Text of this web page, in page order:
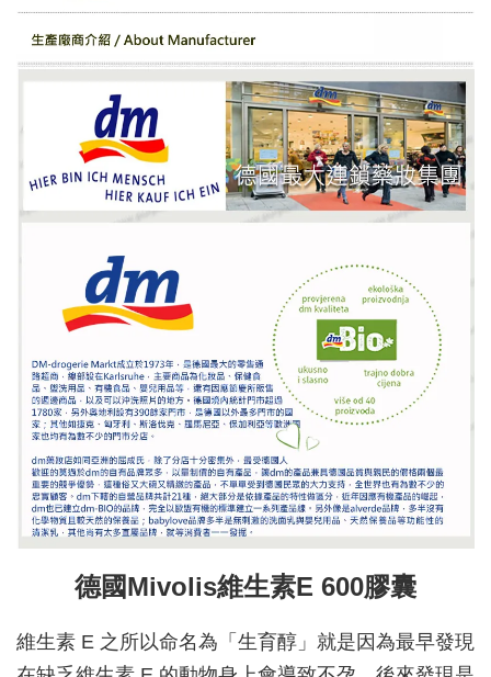
德國Mivolis維生素E 600膠囊
維生素 E 之所以命名為「生育醇」就是因為最早發現